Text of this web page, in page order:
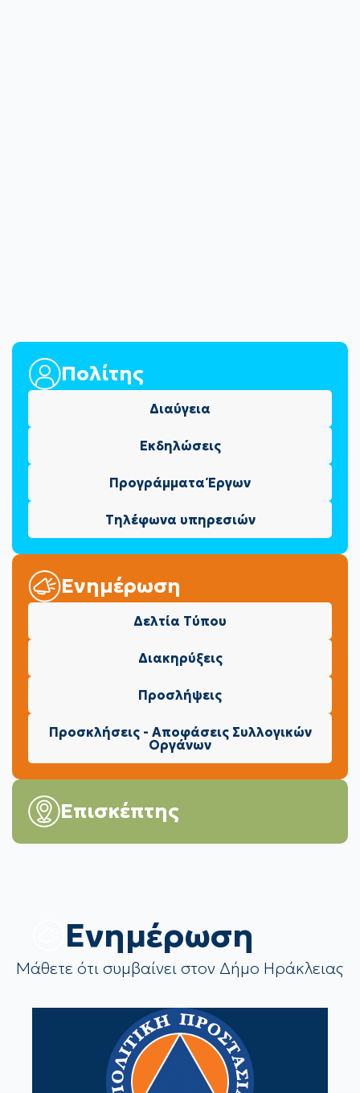
Πολίτης
Διαύγεια
Εκδηλώσεις
Προγράμματα Έργων
Τηλέφωνα υπηρεσιών
Ενημέρωση
Δελτία Τύπου
Διακηρύξεις
Προσλήψεις
Προσκλήσεις - Αποφάσεις Συλλογικών
Οργάνων
Επισκέπτης
Eνημέρωση
Μάθετε ότι συμβαίνει στον Δήμο Ηράκλειας